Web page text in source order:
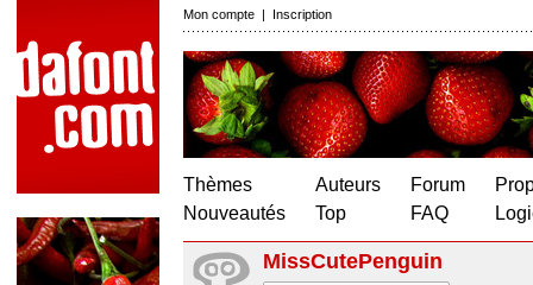
Mon compte | Inscription
Thèmes
Nouveautés
Auteurs
Top
Forum
FAQ
MissCutePenguin